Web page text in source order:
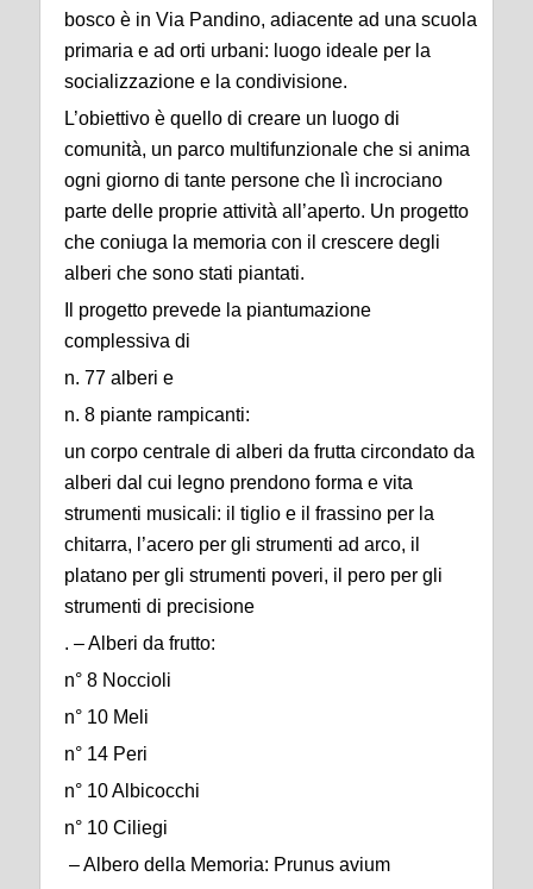
bosco è in Via Pandino, adiacente ad una scuola
primaria e ad orti urbani: luogo ideale per la
socializzazione e la condivisione.
L’obiettivo è quello di creare un luogo di
comunità, un parco multifunzionale che si anima
ogni giorno di tante persone che lì incrociano
parte delle proprie attività all’aperto. Un progetto
che coniuga la memoria con il crescere degli
alberi che sono stati piantati.
Il progetto prevede la piantumazione
complessiva di
n. 77 alberi e
n. 8 piante rampicanti:
un corpo centrale di alberi da frutta circondato da
alberi dal cui legno prendono forma e vita
strumenti musicali: il tiglio e il frassino per la
chitarra, l’acero per gli strumenti ad arco, il
platano per gli strumenti poveri, il pero per gli
strumenti di precisione
. – Alberi da frutto:
n° 8 Noccioli
n° 10 Meli
n° 14 Peri
n° 10 Albicocchi
n° 10 Ciliegi
– Albero della Memoria: Prunus avium